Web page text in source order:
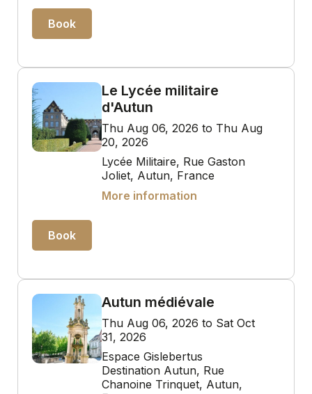
Book
Le Lycée militaire
d'Autun
Thu Aug 06, 2026 to Thu Aug
20, 2026
Lycée Militaire, Rue Gaston
Joliet, Autun, France
More information
Book
Autun médiévale
Thu Aug 06, 2026 to Sat Oct
31, 2026
Espace Gislebertus
Destination Autun, Rue
Chanoine Trinquet, Autun,